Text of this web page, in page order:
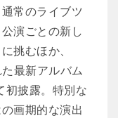
常のライブツ
演ごとの新し
挑むほか、
最新アルバム
初披露。特別な
画期的な演出